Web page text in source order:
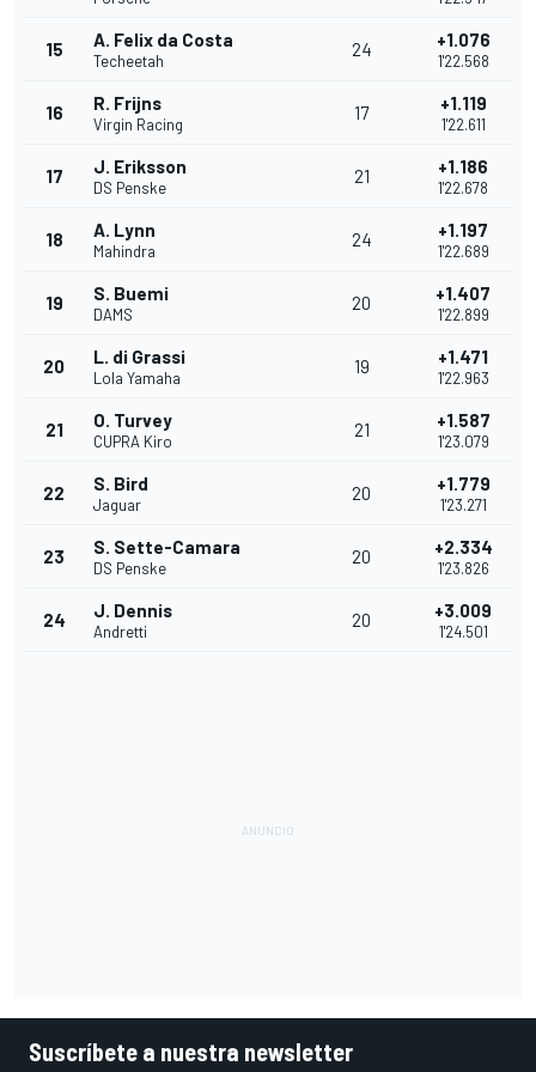
15 A. Felix da Costa
Techeetah
24 +1.076
1'22.568
16 R. Frijns
Virgin Racing
17 +1.119
1'22.611
17 J. Eriksson
DS Penske
21 +1.186
1'22.678
18 A. Lynn
Mahindra
24 +1.197
1'22.689
19 S. Buemi
DAMS
20 +1.407
1'22.899
20 L. di Grassi
Lola Yamaha
19 +1.471
1'22.963
21 O. Turvey
CUPRA Kiro
21 +1.587
1'23.079
22 S. Bird
Jaguar
20 +1.779
1'23.271
23 S. Sette-Camara
DS Penske
20 +2.334
1'23.826
24 J. Dennis
Andretti
20 +3.009
1'24.501
Suscríbete a nuestra newsletter